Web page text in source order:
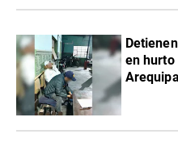
en hurto
Arequipa